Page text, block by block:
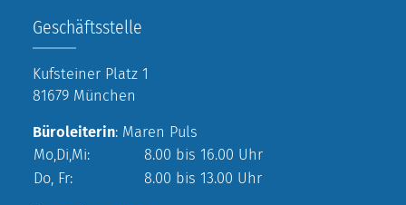
Geschäftsstelle
Kufsteiner Platz 1
81679 München
Büroleiterin: Maren Puls
Mo,Di,Mi:
8.00 bis 16.00 Uhr
Do, Fr:
8.00 bis 13.00 Uhr